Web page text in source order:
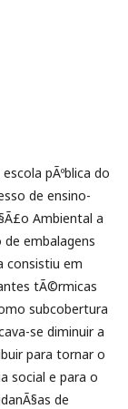
pÃºblica do
de ensino-
Ambiental a
de embalagens
consistiu em
tÃ©rmicas
subcobertura
se diminuir a
para tornar o
social e para o
de